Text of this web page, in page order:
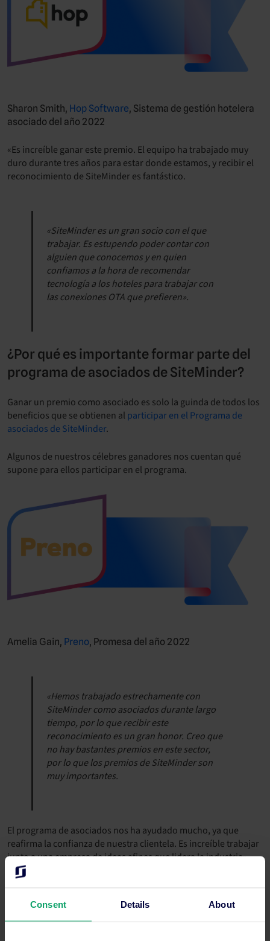
Consent Details About
Sharon Smith, Hop Software, Sistema de gestión hotelera
asociado del año 2022
«Es increíble ganar este premio. El equipo ha trabajado muy
duro durante tres años para estar donde estamos, y recibir el
reconocimiento de SiteMinder es fantástico.
«SiteMinder es un gran socio con el que
trabajar. Es estupendo poder contar con
alguien que conocemos y en quien
confiamos a la hora de recomendar
tecnología a los hoteles para trabajar con
las conexiones OTA que prefieren».
¿Por qué es importante formar parte del
programa de asociados de SiteMinder?
Ganar un premio como asociado es solo la guinda de todos los
beneficios que se obtienen al participar en el Programa de
asociados de SiteMinder.
Algunos de nuestros célebres ganadores nos cuentan qué
supone para ellos participar en el programa.
Amelia Gain, Preno, Promesa del año 2022
«Hemos trabajado estrechamente con
SiteMinder como asociados durante largo
tiempo, por lo que recibir este
reconocimiento es un gran honor. Creo que
no hay bastantes premios en este sector,
por lo que los premios de SiteMinder son
muy importantes.
El programa de asociados nos ha ayudado mucho, ya que
reafirma la confianza de nuestra clientela. Es increíble trabajar
junto a una empresa de ideas afines que lidera la industria».